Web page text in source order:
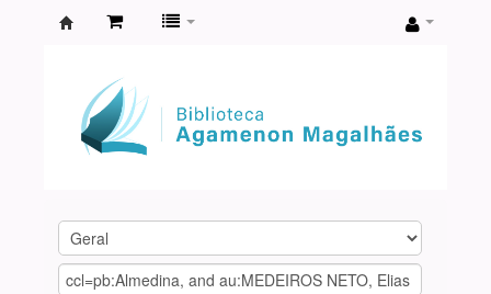
Agamenon
Magalhães